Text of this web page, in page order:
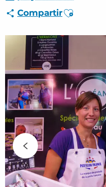
Su estancia - ES
#4202103
CompartirAjouter